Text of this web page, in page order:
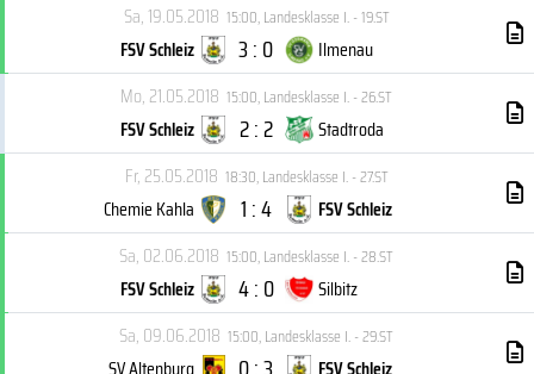
Sa, 19.05.2018 15:00,Landesklasse I. - 19.ST
FSV Schleiz 3 : 0
Ilmenau
Mo, 21.05.2018 15:00,Landesklasse I. - 26.ST
FSV Schleiz 2 : 2
Stadtroda
Fr, 25.05.2018 18:30,Landesklasse I. - 27.ST
Chemie Kahla 1 : 4
FSV Schleiz
Sa, 02.06.2018 15:00,Landesklasse I. - 28.ST
FSV Schleiz 4 : 0
Silbitz
Sa, 09.06.2018 15:00,Landesklasse I. - 29.ST